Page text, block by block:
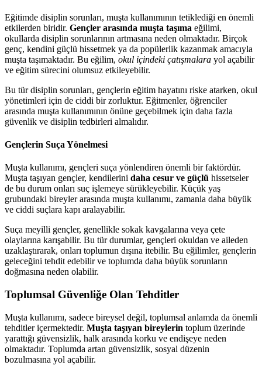
Eğitimde disiplin sorunları, muşta kullanımının tetiklediği en önemli
etkilerden biridir. Gençler arasında muşta taşıma eğilimi,
okullarda disiplin sorunlarının artmasına neden olmaktadır. Birçok
genç, kendini güçlü hissetmek ya da popülerlik kazanmak amacıyla
muşta taşımaktadır. Bu eğilim, okul içindeki çatışmalara yol açabilir
ve eğitim sürecini olumsuz etkileyebilir.
Bu tür disiplin sorunları, gençlerin eğitim hayatını riske atarken, okul
yönetimleri için de ciddi bir zorluktur. Eğitmenler, öğrenciler
arasında muşta kullanımının önüne geçebilmek için daha fazla
güvenlik ve disiplin tedbirleri almalıdır.
Gençlerin Suça Yönelmesi
Muşta kullanımı, gençleri suça yönlendiren önemli bir faktördür.
Muşta taşıyan gençler, kendilerini daha cesur ve güçlü hissetseler
de bu durum onları suç işlemeye sürükleyebilir. Küçük yaş
grubundaki bireyler arasında muşta kullanımı, zamanla daha büyük
ve ciddi suçlara kapı aralayabilir.
Suça meyilli gençler, genellikle sokak kavgalarına veya çete
olaylarına karışabilir. Bu tür durumlar, gençleri okuldan ve aileden
uzaklaştırarak, onları toplumun dışına itebilir. Bu eğilimler, gençlerin
geleceğini tehdit edebilir ve toplumda daha büyük sorunların
doğmasına neden olabilir.
Toplumsal Güvenliğe Olan Tehditler
Muşta kullanımı, sadece bireysel değil, toplumsal anlamda da önemli
tehditler içermektedir. Muşta taşıyan bireylerin toplum üzerinde
yarattığı güvensizlik, halk arasında korku ve endişeye neden
olmaktadır. Toplumda artan güvensizlik, sosyal düzenin
bozulmasına yol açabilir.